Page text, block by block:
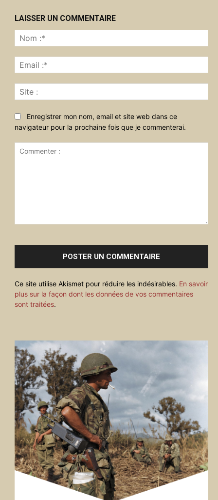
LAISSER UN COMMENTAIRE
:*
:*
:
Enregistrer mon nom, email et site web dans ce
navigateur pour la prochaine fois que je commenterai.
Ce site utilise Akismet pour réduire les indésirables. En savoir
plus sur la façon dont les données de vos commentaires
sont traitées.